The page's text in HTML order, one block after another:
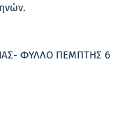
ΦΥΛΛΟ ΠΕΜΠΤΗΣ 6